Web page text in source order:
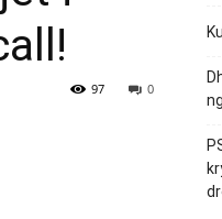
0
97